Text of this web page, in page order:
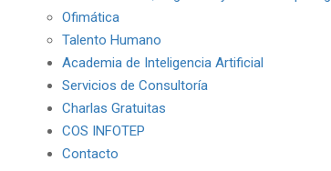
Ofimática
Talento Humano
Academia de Inteligencia Artificial
Servicios de Consultoría
Charlas Gratuitas
COS INFOTEP
Contacto